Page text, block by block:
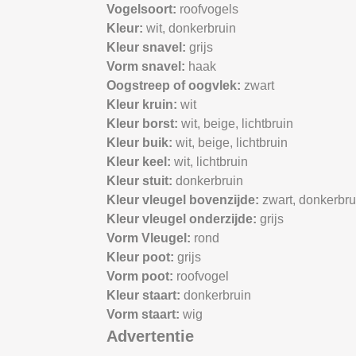
Vogelsoort: roofvogels
Kleur:wit, donkerbruin
Kleur snavel:grijs
Vorm snavel: haak
Oogstreep of oogvlek: zwart
Kleur kruin:wit
Kleur borst:wit, beige, lichtbruin
Kleur buik:wit, beige, lichtbruin
Kleur keel:wit, lichtbruin
Kleur stuit:donkerbruin
Kleur vleugel bovenzijde: zwart,
Kleur vleugel onderzijde:grijs
Vorm Vleugel: rond
Kleur poot:grijs
Vorm poot: roofvogel
Kleur staart:donkerbruin
Vorm staart:wig
Advertentie